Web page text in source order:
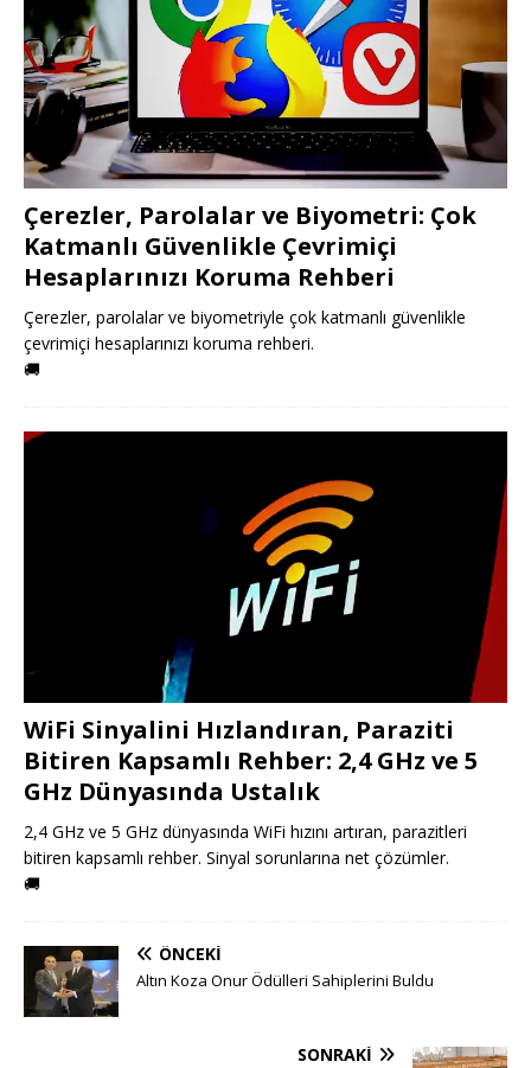
Çerezler, Parolalar ve Biyometri: Çok
Katmanlı Güvenlikle Çevrimiçi
Hesaplarınızı Koruma Rehberi
Çerezler, parolalar ve biyometriyle çok katmanlı güvenlikle
çevrimiçi hesaplarınızı koruma rehberi.
🚚
WiFi Sinyalini Hızlandıran, Paraziti
Bitiren Kapsamlı Rehber: 2,4 GHz ve 5
GHz Dünyasında Ustalık
2,4 GHz ve 5 GHz dünyasında WiFi hızını artıran, parazitleri
bitiren kapsamlı rehber. Sinyal sorunlarına net çözümler.
🚚
ÖNCEKI
Altın Koza Onur Ödülleri Sahiplerini Buldu
SONRAKI